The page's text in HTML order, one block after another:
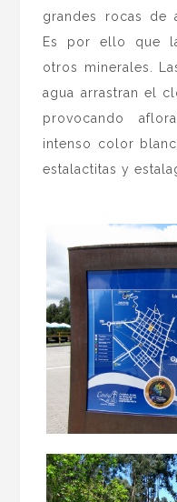
grandes rocas de
Es por ello que
otros minerales.
agua arrastran el
provocando
intenso color
estalactitas y